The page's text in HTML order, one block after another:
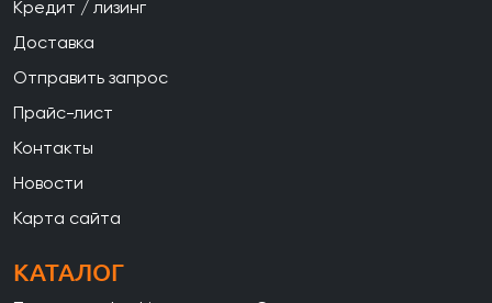
Кредит / лизинг
Доставка
Отправить запрос
Прайс-лист
Контакты
Новости
Карта сайта
КАТАЛОГ